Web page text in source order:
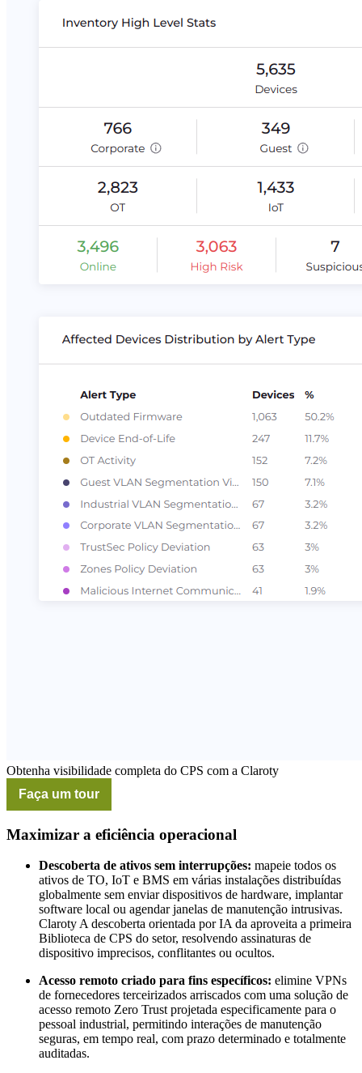
Obtenha visibilidade completa do CPS com a Claroty
Faça um tour
Maximizar a eficiência operacional
Descoberta de ativos sem interrupções: mapeie todos os
ativos de TO, IoT e BMS em várias instalações distribuídas
globalmente sem enviar dispositivos de hardware, implantar
software local ou agendar janelas de manutenção intrusivas.
Claroty A descoberta orientada por IA da aproveita a primeira
Biblioteca de CPS do setor, resolvendo assinaturas de
dispositivo imprecisos, conflitantes ou ocultos.
Acesso remoto criado para fins específicos: elimine VPNs
de fornecedores terceirizados arriscados com uma solução de
acesso remoto Zero Trust projetada especificamente para o
pessoal industrial, permitindo interações de manutenção
seguras, em tempo real, com prazo determinado e totalmente
auditadas.